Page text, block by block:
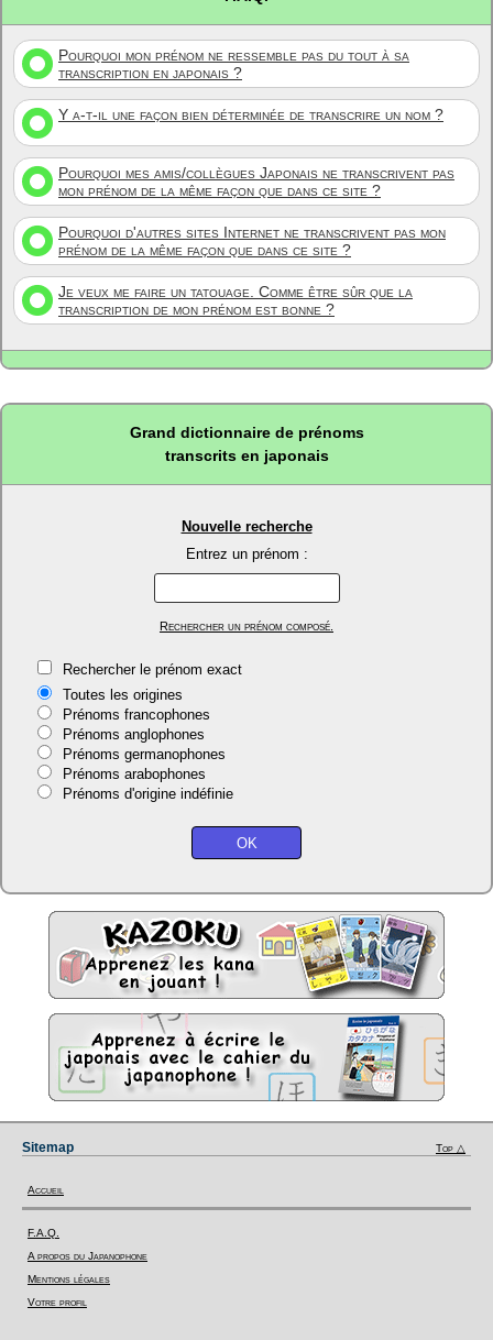
Pourquoi mon prénom ne ressemble pas du tout à sa
transcription en japonais ?
Y a-t-il une façon bien déterminée de transcrire un nom ?
Pourquoi mes amis/collègues Japonais ne transcrivent pas
mon prénom de la même façon que dans ce site ?
Pourquoi d'autres sites Internet ne transcrivent pas mon
prénom de la même façon que dans ce site ?
Je veux me faire un tatouage. Comme être sûr que la
transcription de mon prénom est bonne ?
Grand dictionnaire de prénoms
transcrits en japonais
Nouvelle recherche
Entrez un prénom :
Rechercher un prénom composé.
Rechercher le prénom exact
Toutes les origines
Prénoms francophones
Prénoms anglophones
Prénoms germanophones
Prénoms arabophones
Prénoms d'origine indéfinie
Sitemap Top △
Accueil
F.A.Q.
A propos du Japanophone
Mentions légales
Votre profil